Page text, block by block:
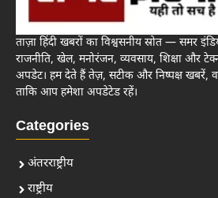
ताज़ा हिंदी खबरों का विश्वसनीय स्रोत — समर इंडिया
राजनीति, खेल, मनोरंजन, व्यवसाय, शिक्षा और
अपडेट। हम देते हैं तेज़, सटीक और निष्पक्ष खबरें,
ताकि आप हमेशा अपडेटेड रहें।
Categories
अंतरराष्ट्रीय
राष्ट्रीय